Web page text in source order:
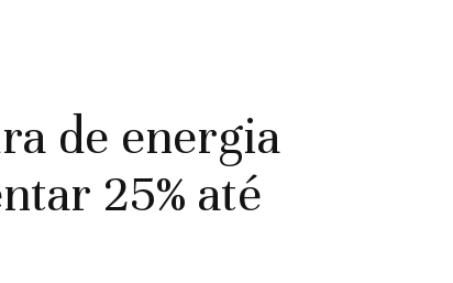
de energia
25% até